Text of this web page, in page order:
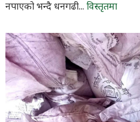
नपाएको भन्दै धनगढी... विस्तृतमा